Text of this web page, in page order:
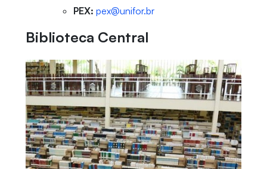
PEX: pex@unifor.br
Biblioteca Central